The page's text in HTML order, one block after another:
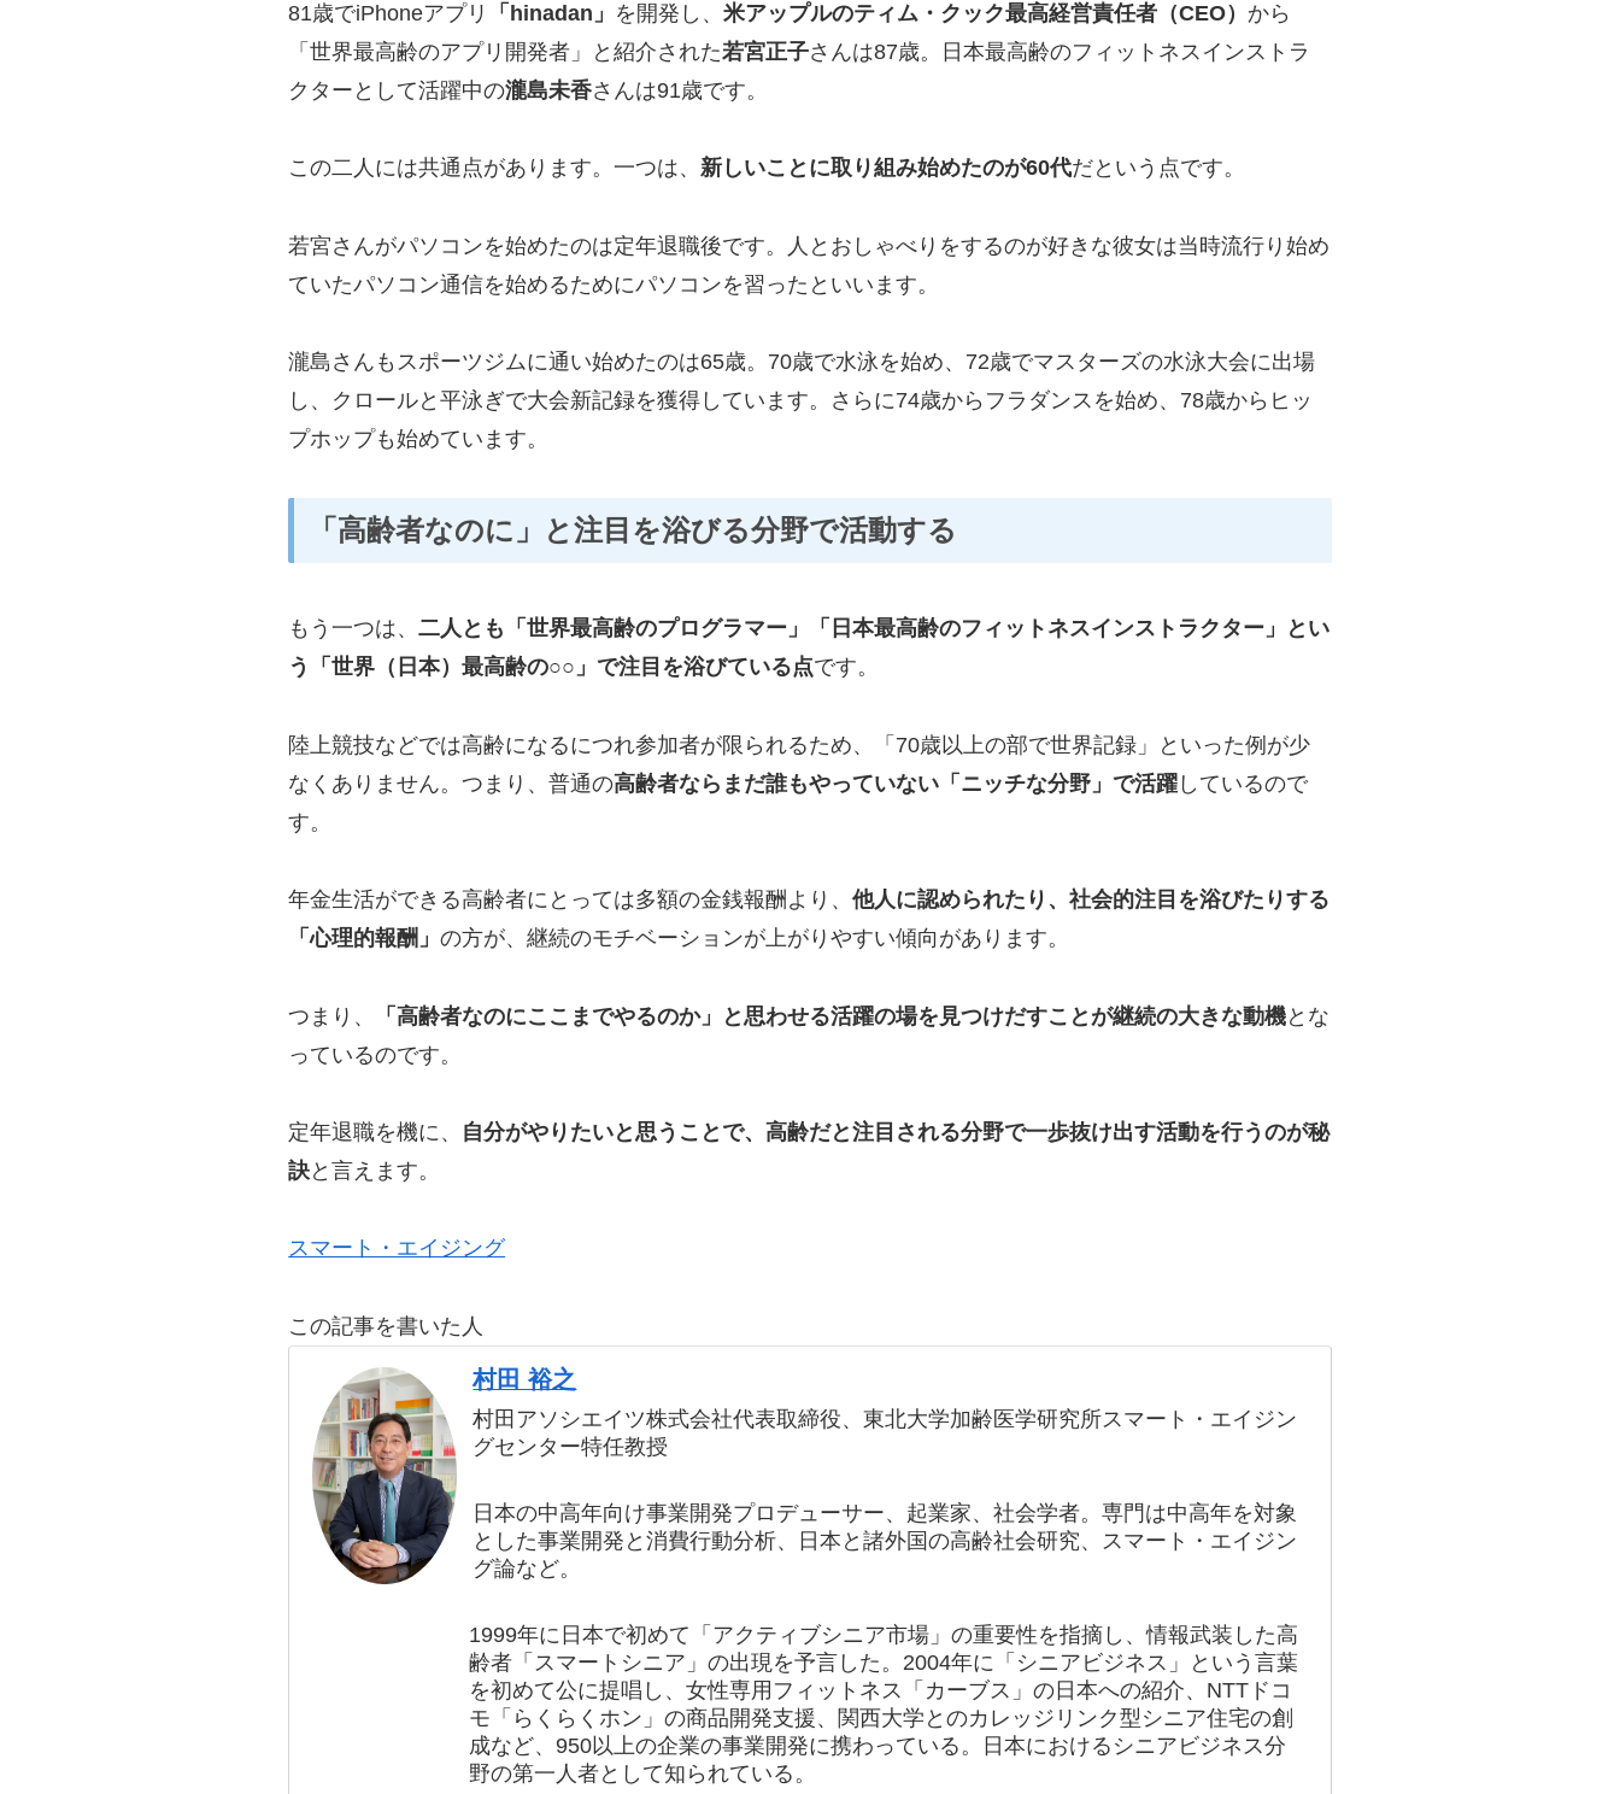
81歳でiPhoneアプリ 「hinadan」 を開発し、米アップルのティム・クック最高経営責任者（CEO） から
「世界最高齢のアプリ開発者」と紹介された若宮正子さんは87歳。日本最高齢のフィットネスインストラ
クターとして活躍中の瀧島未香さんは91歳です。
この二人には共通点があります。一つは、新しいことに取り組み始めたのが60代だという点です。
若宮さんがパソコンを始めたのは定年退職後です。人とおしゃべりをするのが好きな彼女は当時流行り始め
ていたパソコン通信を始めるためにパソコンを習ったといいます。
瀧島さんもスポーツジムに通い始めたのは65歳。70歳で水泳を始め、72歳でマスターズの水泳大会に出場
し、クロールと平泳ぎで大会新記録を獲得しています。さらに74歳からフラダンスを始め、78歳からヒッ
プホップも始めています。
「高齢者なのに」と注目を浴びる分野で活動する
もう一つは、二人とも「世界最高齢のプログラマー」「日本最高齢のフィットネスインストラクター」とい
う「世界（日本）最高齢の○○」で注目を浴びている点です。
陸上競技などでは高齢になるにつれ参加者が限られるため、「70歳以上の部で世界記録」といった例が少
なくありません。つまり、普通の高齢者ならまだ誰もやっていない「ニッチな分野」で活躍 しているので
す。
年金生活ができる高齢者にとっては多額の金銭報酬より、他人に認められたり、社会的注目を浴びたりする
「心理的報酬」の方が、継続のモチベーションが上がりやすい傾向があります。
つまり、 「高齢者なのにここまでやるのか」と思わせる活躍の場を見つけだすことが継続の大きな動機とな
っているのです。
定年退職を機に、 自分がやりたいと思うことで、高齢だと注目される分野で一歩抜け出す活動を行うのが秘
訣と言えます。
スマート・エイジング
この記事を書いた人
村田 裕之
村田アソシエイツ株式会社代表取締役、東北大学加齢医学研究所スマート・エイジン
グセンター特任教授
日本の中高年向け事業開発プロデューサー、起業家、社会学者。専門は中高年を対象
とした事業開発と消費行動分析、日本と諸外国の高齢社会研究、スマート・エイジン
グ論など。
1999年に日本で初めて「アクティブシニア市場」の重要性を指摘し、情報武装した高
齢者「スマートシニア」の出現を予言した。2004年に「シニアビジネス」という言葉
を初めて公に提唱し、女性専用フィットネス「カーブス」の日本への紹介、NTTドコ
モ「らくらくホン」の商品開発支援、関西大学とのカレッジリンク型シニア住宅の創
成など、950以上の企業の事業開発に携わっている。日本におけるシニアビジネス分
野の第一人者として知られている。